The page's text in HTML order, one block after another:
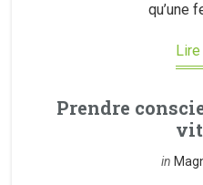
qu’une
Prendre
in